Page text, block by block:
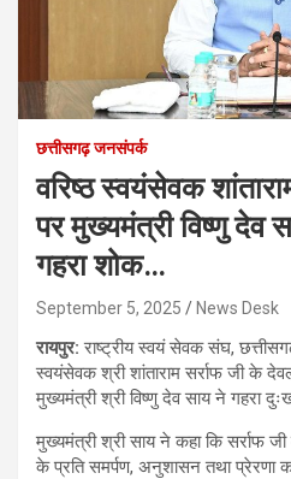
छत्तीसगढ़ जनसंपर्क
वरिष्ठ स्वयंसेवक
पर मुख्यमंत्री विष्णु देव
गहरा शोक…
September 5, 2025 News Desk
रायपुर:राष्ट्रीय स्वयं सेवक संघ,
स्वयंसेवक श्री शांताराम सर्राफ जी के
मुख्यमंत्री श्री विष्णु देव साय ने गहरा
मुख्यमंत्री श्री साय ने कहा कि सर्राफ
के प्रति समर्पण, अनुशासन तथा प्रेरणा